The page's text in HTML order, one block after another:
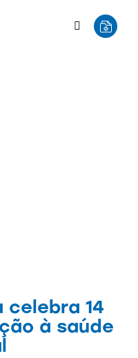
celebra 14
à saúde